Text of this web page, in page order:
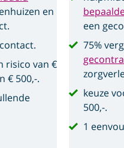
en
risico van €
€ 500,-.
een
75%
keuze
500,-.
1